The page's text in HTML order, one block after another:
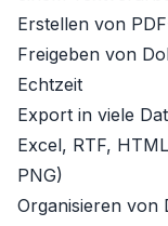
Erstellen von
Freigeben von
Echtzeit
Export in viele
Excel, RTF,
PNG)
Organisieren von